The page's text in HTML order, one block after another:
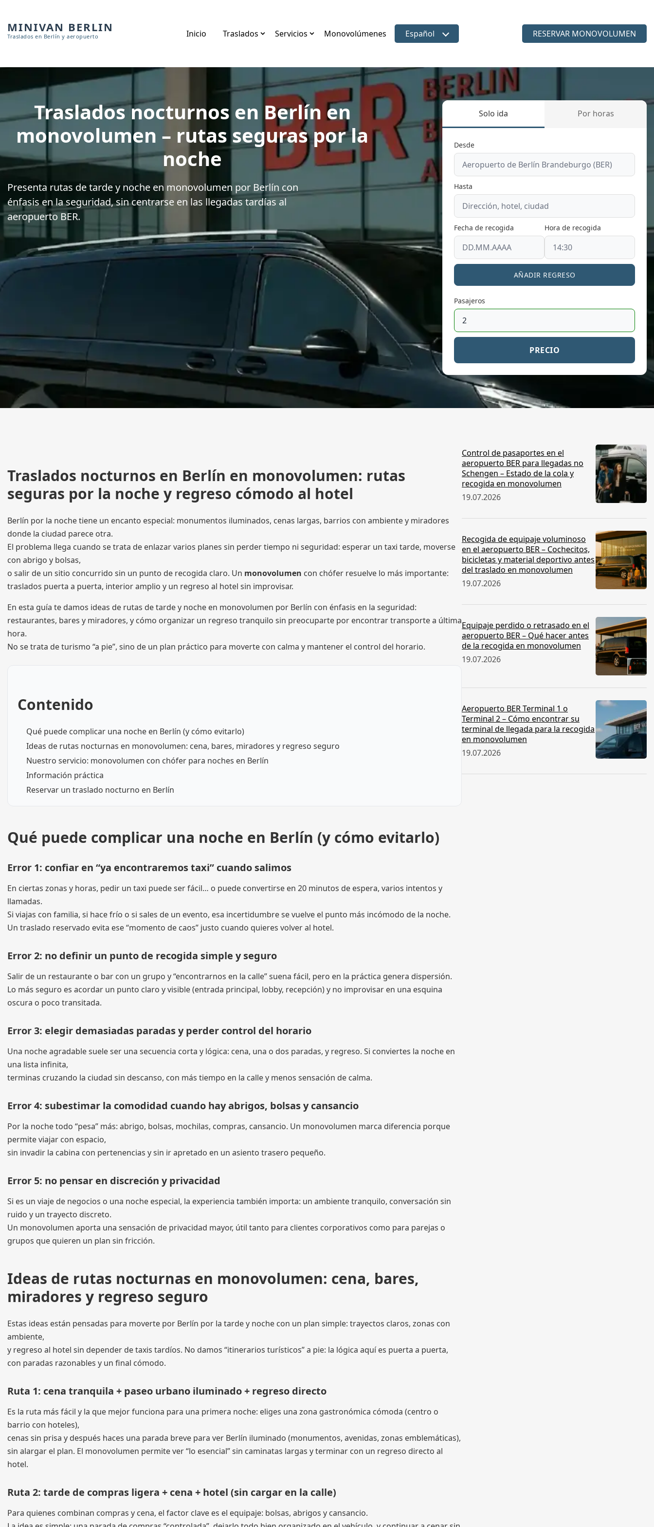
MINIVAN BERLIN
Traslados en Berlín y aeropuerto Inicio Traslados Servicios Monovolúmenes Elegir idioma
Español RESERVAR MONOVOLUMEN
Traslados nocturnos en Berlín en
monovolumen – rutas seguras por la
noche
Presenta rutas de tarde y noche en monovolumen por Berlín con
énfasis en la seguridad, sin centrarse en las llegadas tardías al
aeropuerto BER.
Solo ida Por horas
Desde
Hasta
Fecha de recogida Hora de recogida
AÑADIR REGRESO
Pasajeros
PRECIO
Traslados nocturnos en Berlín en monovolumen: rutas
seguras por la noche y regreso cómodo al hotel
Berlín por la noche tiene un encanto especial: monumentos iluminados, cenas largas, barrios con ambiente y miradores
donde la ciudad parece otra.
El problema llega cuando se trata de enlazar varios planes sin perder tiempo ni seguridad: esperar un taxi tarde, moverse
con abrigo y bolsas,
o salir de un sitio concurrido sin un punto de recogida claro. Un monovolumen con chófer resuelve lo más importante:
traslados puerta a puerta, interior amplio y un regreso al hotel sin improvisar.
En esta guía te damos ideas de rutas de tarde y noche en monovolumen por Berlín con énfasis en la seguridad:
restaurantes, bares y miradores, y cómo organizar un regreso tranquilo sin preocuparte por encontrar transporte a última
hora.
No se trata de turismo “a pie”, sino de un plan práctico para moverte con calma y mantener el control del horario.
Contenido
Qué puede complicar una noche en Berlín (y cómo evitarlo)
Ideas de rutas nocturnas en monovolumen: cena, bares, miradores y regreso seguro
Nuestro servicio: monovolumen con chófer para noches en Berlín
Información práctica
Reservar un traslado nocturno en Berlín
Qué puede complicar una noche en Berlín (y cómo evitarlo)
Error 1: confiar en “ya encontraremos taxi” cuando salimos
En ciertas zonas y horas, pedir un taxi puede ser fácil… o puede convertirse en 20 minutos de espera, varios intentos y
llamadas.
Si viajas con familia, si hace frío o si sales de un evento, esa incertidumbre se vuelve el punto más incómodo de la noche.
Un traslado reservado evita ese “momento de caos” justo cuando quieres volver al hotel.
Error 2: no definir un punto de recogida simple y seguro
Salir de un restaurante o bar con un grupo y “encontrarnos en la calle” suena fácil, pero en la práctica genera dispersión.
Lo más seguro es acordar un punto claro y visible (entrada principal, lobby, recepción) y no improvisar en una esquina
oscura o poco transitada.
Error 3: elegir demasiadas paradas y perder control del horario
Una noche agradable suele ser una secuencia corta y lógica: cena, una o dos paradas, y regreso. Si conviertes la noche en
una lista infinita,
terminas cruzando la ciudad sin descanso, con más tiempo en la calle y menos sensación de calma.
Error 4: subestimar la comodidad cuando hay abrigos, bolsas y cansancio
Por la noche todo “pesa” más: abrigo, bolsas, mochilas, compras, cansancio. Un monovolumen marca diferencia porque
permite viajar con espacio,
sin invadir la cabina con pertenencias y sin ir apretado en un asiento trasero pequeño.
Error 5: no pensar en discreción y privacidad
Si es un viaje de negocios o una noche especial, la experiencia también importa: un ambiente tranquilo, conversación sin
ruido y un trayecto discreto.
Un monovolumen aporta una sensación de privacidad mayor, útil tanto para clientes corporativos como para parejas o
grupos que quieren un plan sin fricción.
Ideas de rutas nocturnas en monovolumen: cena, bares,
miradores y regreso seguro
Estas ideas están pensadas para moverte por Berlín por la tarde y noche con un plan simple: trayectos claros, zonas con
ambiente,
y regreso al hotel sin depender de taxis tardíos. No damos “itinerarios turísticos” a pie: la lógica aquí es puerta a puerta,
con paradas razonables y un final cómodo.
Ruta 1: cena tranquila + paseo urbano iluminado + regreso directo
Es la ruta más fácil y la que mejor funciona para una primera noche: eliges una zona gastronómica cómoda (centro o
barrio con hoteles),
cenas sin prisa y después haces una parada breve para ver Berlín iluminado (monumentos, avenidas, zonas emblemáticas),
sin alargar el plan. El monovolumen permite ver “lo esencial” sin caminatas largas y terminar con un regreso directo al
hotel.
Ruta 2: tarde de compras ligera + cena + hotel (sin cargar en la calle)
Para quienes combinan compras y cena, el factor clave es el equipaje: bolsas, abrigos y cansancio.
Control de pasaportes en el
aeropuerto BER para llegadas no
Schengen – Estado de la cola y
recogida en monovolumen
19.07.2026
Recogida de equipaje voluminoso
en el aeropuerto BER – Cochecitos,
bicicletas y material deportivo antes
del traslado en monovolumen
19.07.2026
Equipaje perdido o retrasado en el
aeropuerto BER – Qué hacer antes
de la recogida en monovolumen
19.07.2026
Aeropuerto BER Terminal 1 o
Terminal 2 – Cómo encontrar su
terminal de llegada para la recogida
en monovolumen
19.07.2026